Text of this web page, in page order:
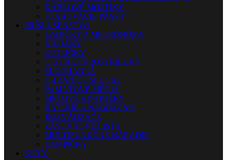
KÁBLOVÉ MOSTÍKY
SŤAHOVACIE PÁSKY
PRÍSLUŠENSTVO
LADIČKY A METRONÓMY
STOJANY
STOLIČKY
ČISTIACE PROSTRIEDKY
SLÚCHADLÁ
CHRÁNIČE SLUCHU
PAMÄŤOVÉ MÉDIÁ
SIEŤOVÉ ADAPTÉRY
BATÉRIE A NABÍJAČKY
ROZVÁDZAČE
ZÁSUVKOVÉ LIŠTY
MULTIFUNKČNÉ NÁRADIE
LAMPIČKY
NOTY